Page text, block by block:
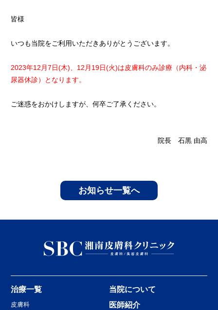
皆様
いつも当院をご利用いただきありがとうございます。
2023年12月7日(木)、12月19日(火)は皮膚科のみ診療（内科・泌
尿器休診）となります。
ご迷惑をおかけしますが、何卒ご了承ください。
院長 石黒 由高
お知らせ一覧へ
治療一覧
皮膚科
当院について
医師紹介